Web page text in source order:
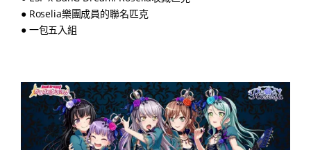
● Roselia樂團成員的聯名匹克
● 一包五入組